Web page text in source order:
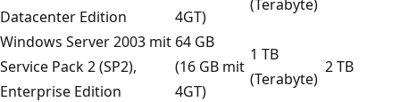
Datacenter Edition
4GT)
(Terabyte)
Windows Server 2003 mit
Service Pack 2 (SP2),
Enterprise Edition
64 GB
(16 GB mit
4GT)
1 TB
(Terabyte)
2 TB